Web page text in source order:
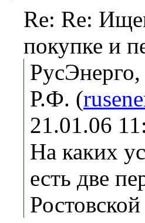
Re: Re:
покупке и
Р.Ф. (
21.01.06
На каких
есть две